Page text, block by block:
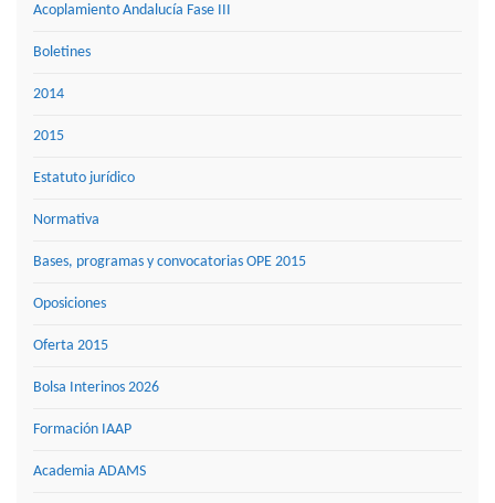
Acoplamiento Andalucía Fase III
Boletines
2014
2015
Estatuto jurídico
Normativa
Bases, programas y convocatorias OPE 2015
Oposiciones
Oferta 2015
Bolsa Interinos 2026
Formación IAAP
Academia ADAMS